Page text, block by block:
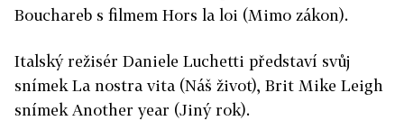
Bouchareb s filmem Hors la loi (Mimo zákon).
Italský režisér Daniele Luchetti představí svůj
snímek La nostra vita (Náš život), Brit Mike Leigh
snímek Another year (Jiný rok).